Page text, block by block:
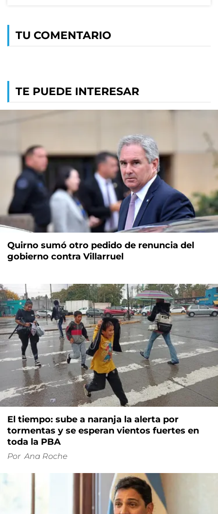
TU COMENTARIO
TE PUEDE INTERESAR
Quirno sumó otro pedido de renuncia del
gobierno contra Villarruel
El tiempo: sube a naranja la alerta por
tormentas y se esperan vientos fuertes en
toda la PBA
Por Ana Roche